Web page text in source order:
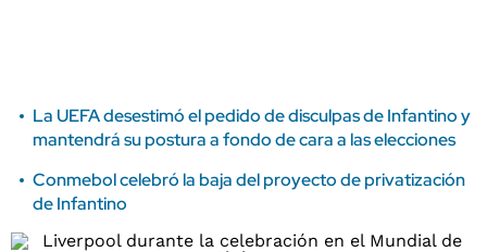
La UEFA desestimó el pedido de disculpas de Infantino y
mantendrá su postura a fondo de cara a las elecciones
Conmebol celebró la baja del proyecto de privatización
de Infantino